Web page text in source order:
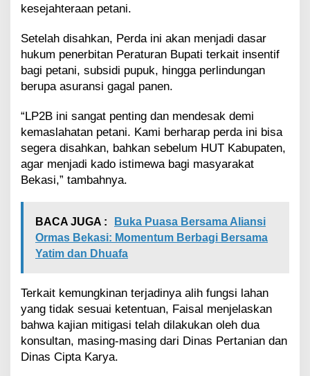
kesejahteraan petani.
Setelah disahkan, Perda ini akan menjadi dasar
hukum penerbitan Peraturan Bupati terkait insentif
bagi petani, subsidi pupuk, hingga perlindungan
berupa asuransi gagal panen.
“LP2B ini sangat penting dan mendesak demi
kemaslahatan petani. Kami berharap perda ini bisa
segera disahkan, bahkan sebelum HUT Kabupaten,
agar menjadi kado istimewa bagi masyarakat
Bekasi,” tambahnya.
BACA JUGA :
Buka Puasa Bersama Aliansi
Ormas Bekasi: Momentum Berbagi Bersama
Yatim dan Dhuafa
Terkait kemungkinan terjadinya alih fungsi lahan
yang tidak sesuai ketentuan, Faisal menjelaskan
bahwa kajian mitigasi telah dilakukan oleh dua
konsultan, masing-masing dari Dinas Pertanian dan
Dinas Cipta Karya.